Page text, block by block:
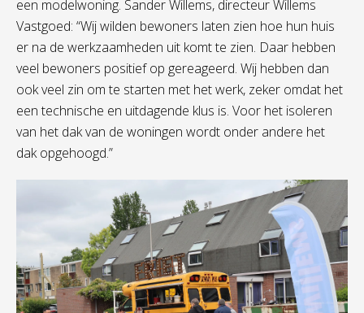
een modelwoning. Sander Willems, directeur Willems
Vastgoed: “Wij wilden bewoners laten zien hoe hun huis
er na de werkzaamheden uit komt te zien. Daar hebben
veel bewoners positief op gereageerd. Wij hebben dan
ook veel zin om te starten met het werk, zeker omdat het
een technische en uitdagende klus is. Voor het isoleren
van het dak van de woningen wordt onder andere het
dak opgehoogd.”